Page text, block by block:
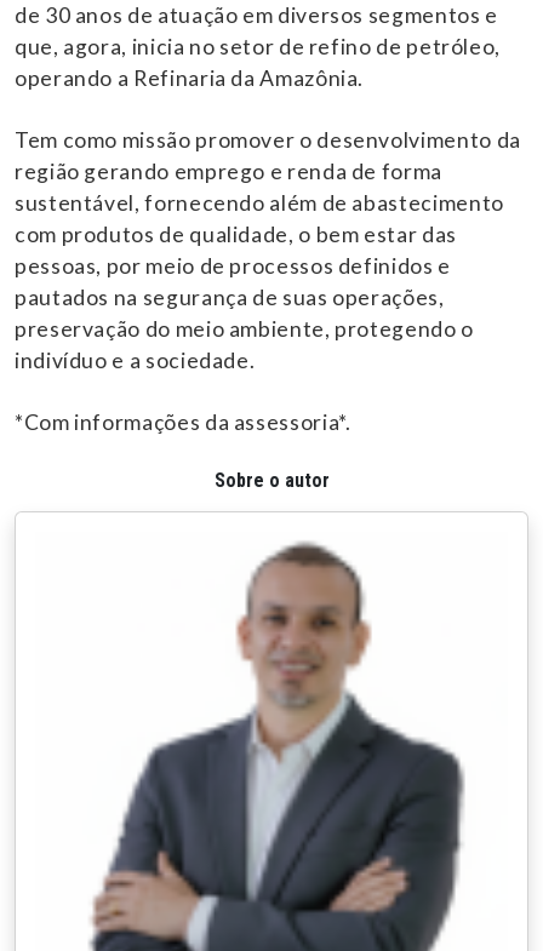
de 30 anos de atuação em diversos segmentos e
que, agora, inicia no setor de refino de petróleo,
operando a Refinaria da Amazônia.
Tem como missão promover o desenvolvimento da
região gerando emprego e renda de forma
sustentável, fornecendo além de abastecimento
com produtos de qualidade, o bem estar das
pessoas, por meio de processos definidos e
pautados na segurança de suas operações,
preservação do meio ambiente, protegendo o
indivíduo e a sociedade.
*Com informações da assessoria*.
Sobre o autor